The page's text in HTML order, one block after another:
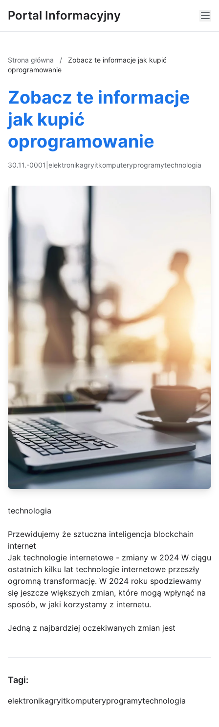
Portal Informacyjny
Strona główna /
Zobacz te informacje jak kupić
oprogramowanie
Zobacz te informacje
jak kupić
oprogramowanie
30.11.-0001 elektronikagryitkomputeryprogramytechnologia
technologia
Przewidujemy że sztuczna inteligencja blockchain
internet
Jak technologie internetowe - zmiany w 2024 W ciągu
ostatnich kilku lat technologie internetowe przeszły
ogromną transformację. W 2024 roku spodziewamy
się jeszcze większych zmian, które mogą wpłynąć na
sposób, w jaki korzystamy z internetu.
Jedną z najbardziej oczekiwanych zmian jest
Tagi:
elektronikagryitkomputeryprogramytechnologia